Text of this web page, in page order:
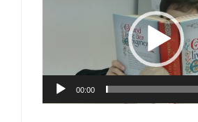
00:00